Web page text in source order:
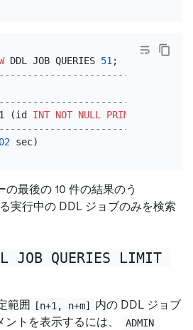
DDL JOB QUERIES 51
(id INT NOT NULL PRIMARY KEY
最後の 10 件の結果のう
実行中の DDL ジョブのみを検索
JOB QUERIES LIMIT
範囲 [n+1, n+m] 内の DDL ジョブ
トを表示するには、
ADMIN